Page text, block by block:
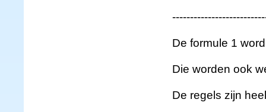
De formule 1
Die worden ook
De regels zijn